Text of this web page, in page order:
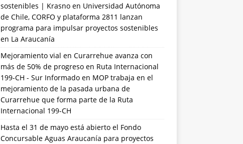
sostenibles | Krasnoen Universidad Autónoma
de Chile, CORFO y plataforma 2811 lanzan
programa para impulsar proyectos sostenibles
en La Araucanía
Mejoramiento vial en Curarrehue avanza con
más de 50% de progreso en Ruta Internacional
199-CH - Sur Informadoen MOP trabaja en el
mejoramiento de la pasada urbana de
Curarrehue que forma parte de la Ruta
Internacional 199-CH
Hasta el 31 de mayo está abierto el Fondo
Concursable Aguas Araucanía para proyectos